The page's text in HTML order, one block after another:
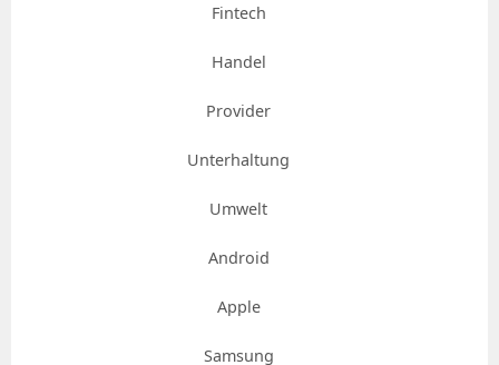
Fintech
Handel
Provider
Unterhaltung
Umwelt
Android
Apple
Samsung